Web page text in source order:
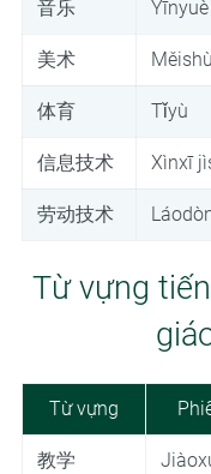
音乐 Yīnyuè
美术 Měishù
体育 Tǐyù
信息技术 Xìnxī
劳动技术
Từ vựng
Từ vựng
教学